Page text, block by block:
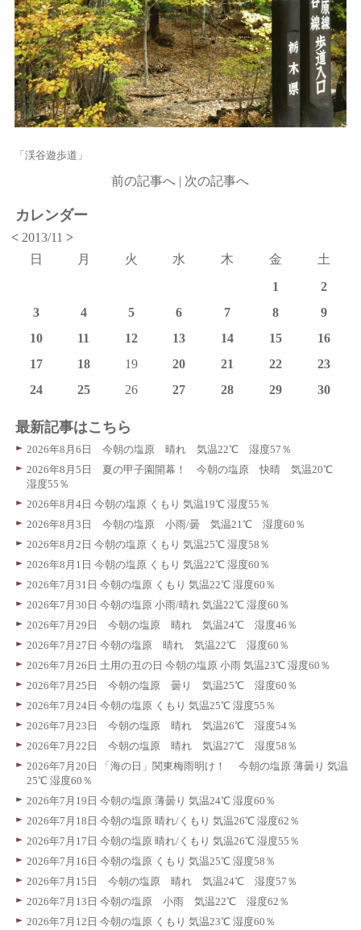
「渓谷遊歩道」
前の記事へ | 次の記事へ
カレンダー
< 2013/11>
日
月 火 水 木 金
土
1
2
3
4 5 6 7 8
9
10
11 12 13 14 15
16
17
18 19 20 21 22
23
24
25 26 27 28 29 30
最新記事はこちら
2026年8月6日 今朝の塩原 晴れ 気温22℃ 湿度57％
2026年8月5日 夏の甲子園開幕！ 今朝の塩原 快晴 気温20℃
湿度55％
2026年8月4日 今朝の塩原 くもり 気温19℃ 湿度55％
2026年8月3日 今朝の塩原 小雨/曇 気温21℃ 湿度60％
2026年8月2日 今朝の塩原 くもり 気温25℃ 湿度58％
2026年8月1日 今朝の塩原 くもり 気温22℃ 湿度60％
2026年7月31日 今朝の塩原 くもり 気温22℃ 湿度60％
2026年7月30日 今朝の塩原 小雨/晴れ 気温22℃ 湿度60％
2026年7月29日 今朝の塩原 晴れ 気温24℃ 湿度46％
2026年7月27日 今朝の塩原 晴れ 気温22℃ 湿度60％
2026年7月26日 土用の丑の日 今朝の塩原 小雨 気温23℃ 湿度60％
2026年7月25日 今朝の塩原 曇り 気温25℃ 湿度60％
2026年7月24日 今朝の塩原 くもり 気温25℃ 湿度55％
2026年7月23日 今朝の塩原 晴れ 気温26℃ 湿度54％
2026年7月22日 今朝の塩原 晴れ 気温27℃ 湿度58％
2026年7月20日 「海の日」関東梅雨明け！ 今朝の塩原 薄曇り 気温
25℃ 湿度60％
2026年7月19日 今朝の塩原 薄曇り 気温24℃ 湿度60％
2026年7月18日 今朝の塩原 晴れ/くもり 気温26℃ 湿度62％
2026年7月17日 今朝の塩原 晴れ/くもり 気温26℃ 湿度55％
2026年7月16日 今朝の塩原 くもり 気温25℃ 湿度58％
2026年7月15日 今朝の塩原 晴れ 気温24℃ 湿度57％
2026年7月13日 今朝の塩原 小雨 気温22℃ 湿度62％
2026年7月12日 今朝の塩原 くもり 気温23℃ 湿度60％